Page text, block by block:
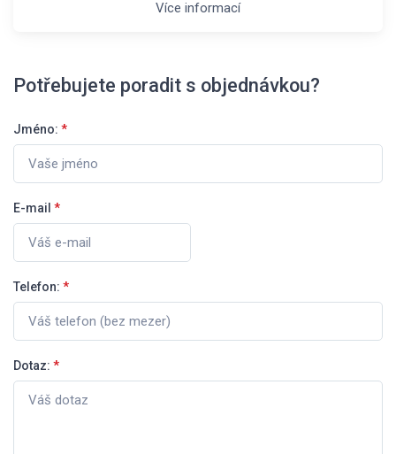
Více informací
Potřebujete poradit s objednávkou?
Jméno: *
E-mail *
Telefon: *
Dotaz: *